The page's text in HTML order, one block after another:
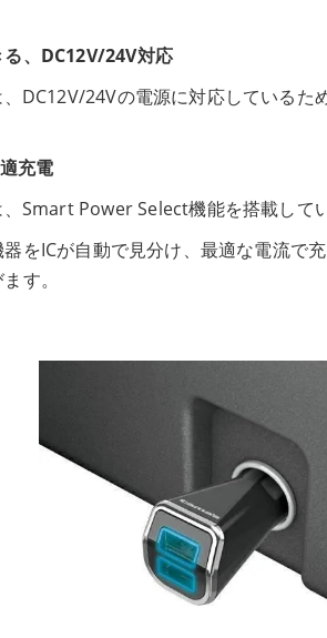
る、DC12V/24V対応
DC12V/24Vの電源に対応している
充電
Smart Power Select機能を搭載してい
をICが自動で見分け、最適な電流で
す。